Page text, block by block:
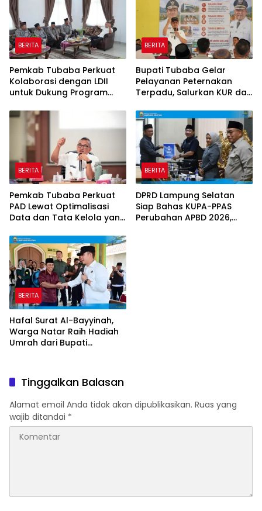
BERITA
Pemkab Tubaba Perkuat
Kolaborasi dengan LDII
untuk Dukung Program
BERITA
Bupati Tubaba Gelar
Pelayanan Peternakan
Terpadu, Salurkan KUR dan
Ketenagakerjaan
BERITA
Pemkab Tubaba Perkuat
PAD Lewat Optimalisasi
Data dan Tata Kelola yang
BERITA
DPRD Lampung Selatan
Siap Bahas KUPA-PPAS
Perubahan APBD 2026,
BERITA
Hafal Surat Al-Bayyinah,
Warga Natar Raih Hadiah
Umrah dari Bupati
Tinggalkan Balasan
Alamat email Anda tidak akan dipublikasikan. Ruas yang
wajib ditandai *